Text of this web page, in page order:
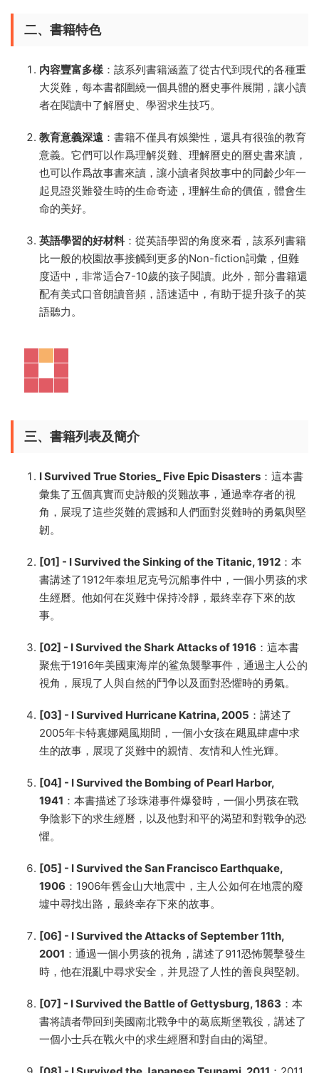
二、書籍特色
内容豐富多樣 ：該系列書籍涵蓋了從古代到現代的各種重
大災難，每本書都圍繞一個具體的曆史事件展開，讓小讀
者在閱讀中了解曆史、學習求生技巧。
教育意義深遠 ：書籍不僅具有娛樂性，還具有很強的教育
意義。它們可以作爲理解災難、理解曆史的曆史書來讀，
也可以作爲故事書來讀，讓小讀者與故事中的同齡少年一
起見證災難發生時的生命奇迹，理解生命的價值，體會生
命的美好。
英語學習的好材料 ：從英語學習的角度來看，該系列書籍
比一般的校園故事接觸到更多的Non-fiction詞彙，但難
度适中，非常适合7-10歲的孩子閱讀。此外，部分書籍還
配有美式口音朗讀音頻，語速适中，有助于提升孩子的英
語聽力。
三、書籍列表及簡介
I Survived True Stories_ Five Epic Disasters ：這本書
彙集了五個真實而史詩般的災難故事，通過幸存者的視
角，展現了這些災難的震撼和人們面對災難時的勇氣與堅
韌。
[01] - I Survived the Sinking of the Titanic, 1912 ：本
書講述了1912年泰坦尼克号沉船事件中，一個小男孩的求
生經曆。他如何在災難中保持冷靜，最終幸存下來的故
事。
[02] - I Survived the Shark Attacks of 1916 ：這本書
聚焦于1916年美國東海岸的鲨魚襲擊事件，通過主人公的
視角，展現了人與自然的鬥争以及面對恐懼時的勇氣。
[03] - I Survived Hurricane Katrina, 2005 ：講述了
2005年卡特裏娜飓風期間，一個小女孩在飓風肆虐中求
生的故事，展現了災難中的親情、友情和人性光輝。
[04] - I Survived the Bombing of Pearl Harbor,
1941 ：本書描述了珍珠港事件爆發時，一個小男孩在戰
争陰影下的求生經曆，以及他對和平的渴望和對戰争的恐
懼。
[05] - I Survived the San Francisco Earthquake,
1906 ：1906年舊金山大地震中，主人公如何在地震的廢
墟中尋找出路，最終幸存下來的故事。
[06] - I Survived the Attacks of September 11th,
2001 ：通過一個小男孩的視角，講述了911恐怖襲擊發生
時，他在混亂中尋求安全，并見證了人性的善良與堅韌。
[07] - I Survived the Battle of Gettysburg, 1863 ：本
書将讀者帶回到美國南北戰争中的葛底斯堡戰役，講述了
一個小士兵在戰火中的求生經曆和對自由的渴望。